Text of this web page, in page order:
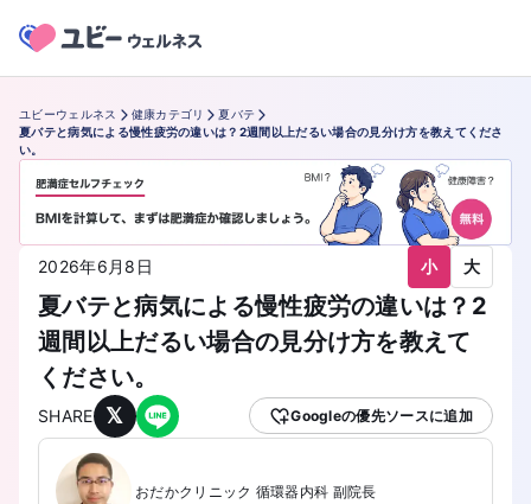
ユビーウェルネス 健康カテゴリ
夏バテ
夏バテと病気による慢性疲労の違いは？2週間以上だるい場合の見分け方を教えてくださ
い。
2026年6月8日 小 大
夏バテと病気による慢性疲労の違いは？2
週間以上だるい場合の見分け方を教えて
ください。
SHARE 𝕏 Googleの優先ソースに追加
おだかクリニック 循環器内科 副院長